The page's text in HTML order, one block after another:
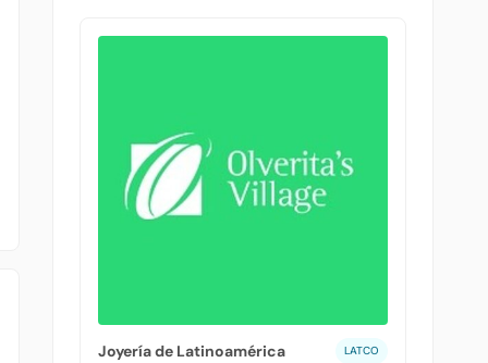
Joyería de Latinoamérica LATCO